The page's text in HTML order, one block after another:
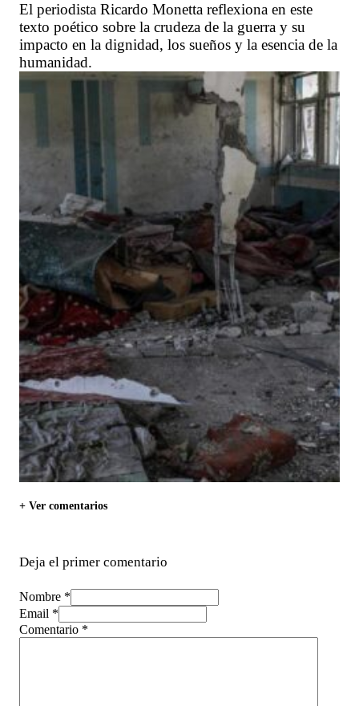
El periodista Ricardo Monetta reflexiona en este
texto poético sobre la crudeza de la guerra y su
impacto en la dignidad, los sueños y la esencia de la
humanidad.
+ Ver comentarios
Deja el primer comentario
Nombre *
Email *
Comentario *